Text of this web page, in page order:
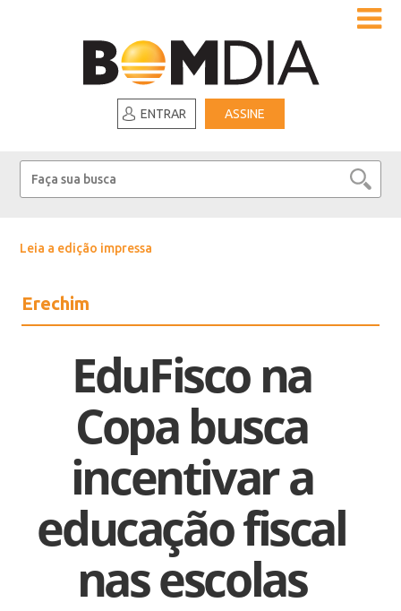
ENTRAR ASSINE
Leia a edição impressa
Erechim
EduFisco na
Copa busca
incentivar a
educação fiscal
nas escolas